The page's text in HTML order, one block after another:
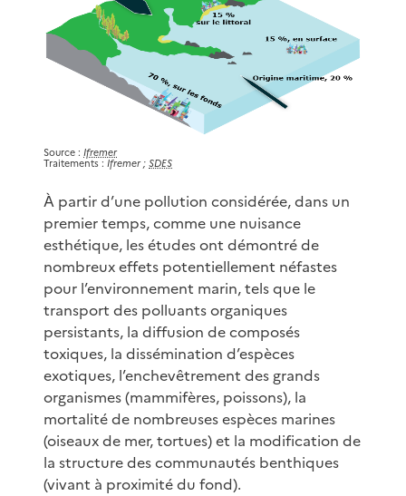
Source : Ifremer
Traitements :Ifremer ;SDES
À partir d’une pollution considérée, dans un
premier temps, comme une nuisance
esthétique, les études ont démontré de
nombreux effets potentiellement néfastes
pour l’environnement marin, tels que le
transport des polluants organiques
persistants, la diffusion de composés
toxiques, la dissémination d’espèces
exotiques, l’enchevêtrement des grands
organismes (mammifères, poissons), la
mortalité de nombreuses espèces marines
(oiseaux de mer, tortues) et la modification de
la structure des communautés benthiques
(vivant à proximité du fond).